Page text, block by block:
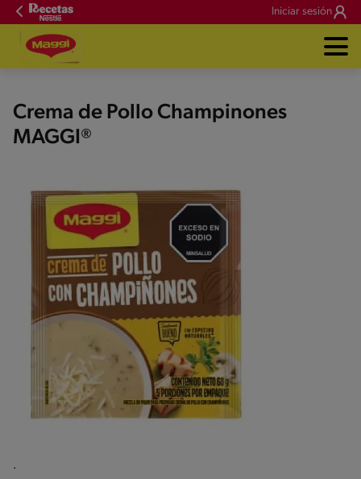
Iniciar sesión
Crema de Pollo Champinones
MAGGI®
.